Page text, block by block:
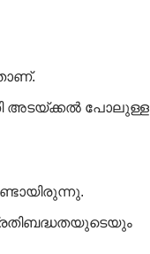
അടയ്ക്കൽ പോലുള്ള